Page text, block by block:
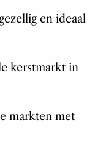
en ideaal
kerstmarkt in
markten met